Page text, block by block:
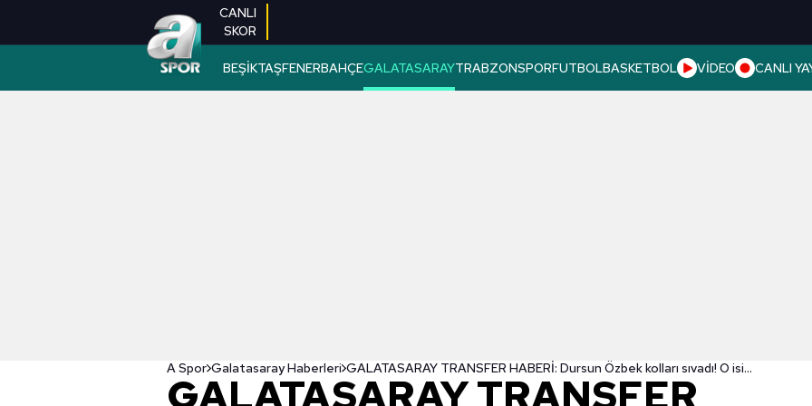
CANLI
SKOR
BEŞİKTAŞFENERBAHÇEGALATASARAYTRABZONSPORFUTBOLBASKETBOL VİDEO CANLI
A Spor Galatasaray Haberleri GALATASARAY TRANSFER HABERİ: Dursun Özbek kolları sıvadı! O isimle söz kesti
GALATASARAY TRANSFER